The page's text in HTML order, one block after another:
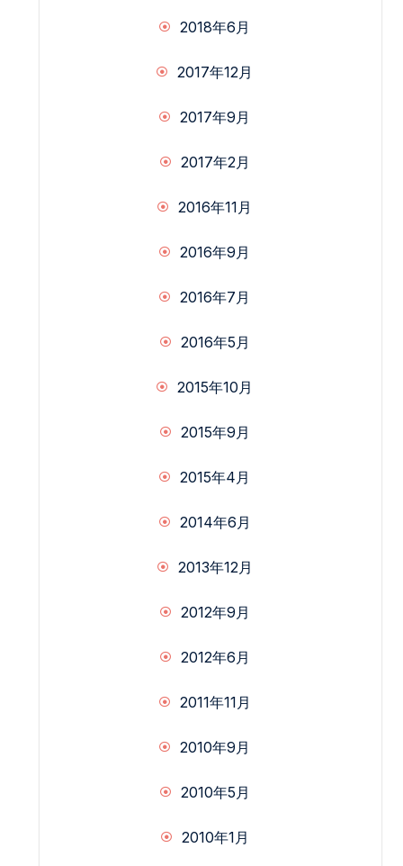
2018年6月
2017年12月
2017年9月
2017年2月
2016年11月
2016年9月
2016年7月
2016年5月
2015年10月
2015年9月
2015年4月
2014年6月
2013年12月
2012年9月
2012年6月
2011年11月
2010年9月
2010年5月
2010年1月